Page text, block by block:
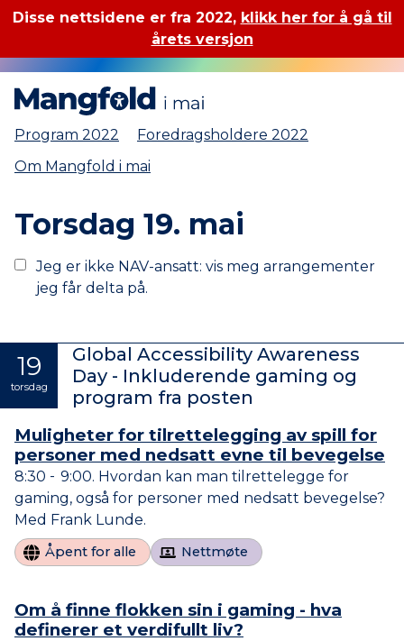
Disse nettsidene er fra 2022, klikk her for å gå til
årets versjon
Program 2022
Foredragsholdere 2022
Om Mangfold i mai
Torsdag 19. mai
Jeg er ikke NAV-ansatt: vis meg arrangementer
jeg får delta på.
19
torsdag
Global Accessibility Awareness
Day - Inkluderende gaming og
program fra posten
Muligheter for tilrettelegging av spill for
personer med nedsatt evne til bevegelse
8:30
til
9:00 Hvordan kan man tilrettelegge for
gaming, også for personer med nedsatt bevegelse?
Frank Lunde
Åpent for alle Nettmøte
Om å finne flokken sin i gaming - hva
definerer et verdifullt liv?